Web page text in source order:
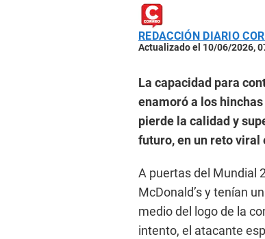
REDACCIÓN DIARIO
Actualizado el 10/06/2026,
La capacidad para
enamoró a los
pierde la calidad y
futuro, en un reto viral
A puertas del Mundial
McDonald’s y tenían
medio del logo de la
intento, el atacante